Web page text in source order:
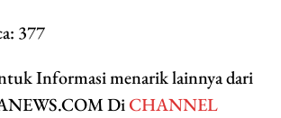
377
Informasi menarik lainnya dari
DiCHANNEL